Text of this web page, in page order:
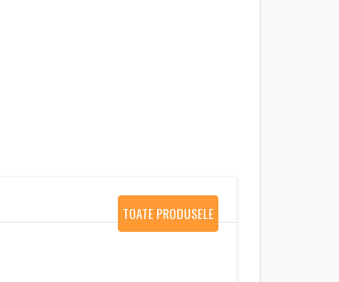
TOATE PRODUSELE